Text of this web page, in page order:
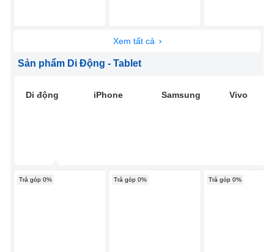
Xem tất cả
Sản phẩm Di Động - Tablet
Di động iPhone Samsung Vivo
Trả góp 0% Trả góp 0% Trả góp 0%